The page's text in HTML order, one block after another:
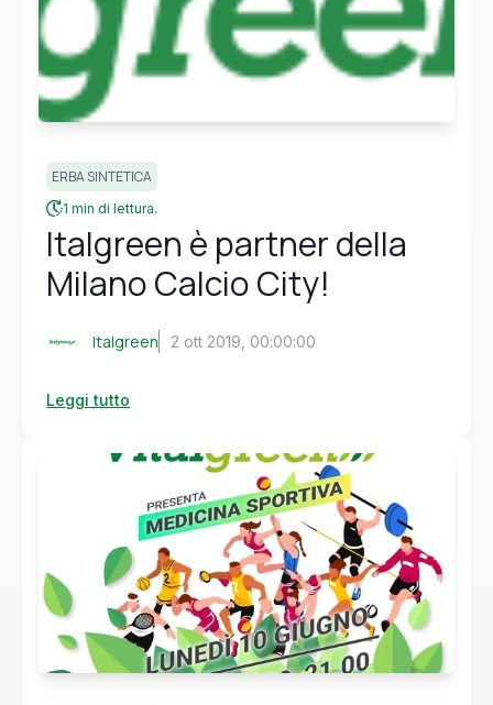
ERBA SINTETICA
1 min di lettura.
Italgreen è partner della
Milano Calcio City!
Italgreen 2 ott 2019, 00:00:00
Leggi tutto